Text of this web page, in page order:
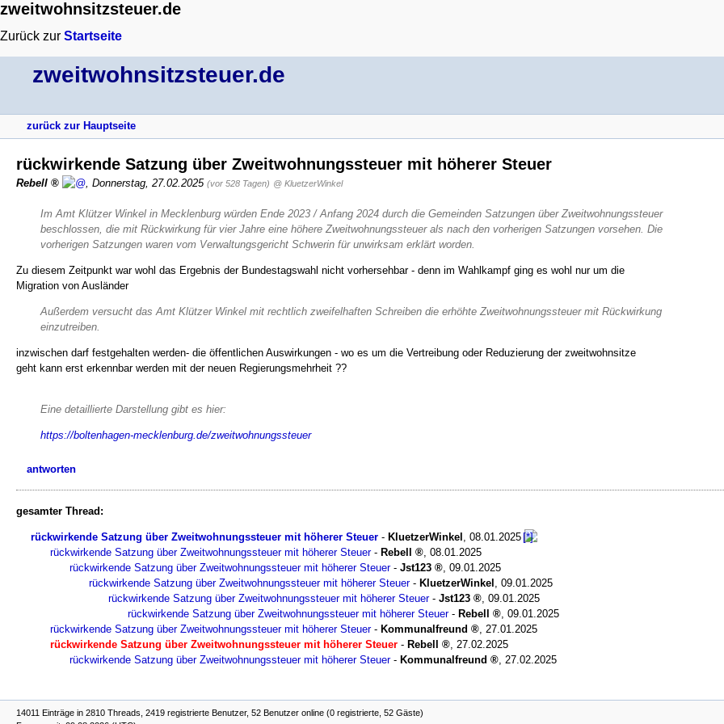
zweitwohnsitzsteuer.de
Zurück zur Startseite
zweitwohnsitzsteuer.de
zurück zur Hauptseite
rückwirkende Satzung über Zweitwohnungssteuer mit höherer Steuer
Rebell Donnerstag, 27.02.2025 (vor 528 Tagen) @ KluetzerWinkel
Im Amt Klützer Winkel in Mecklenburg würden Ende 2023 / Anfang 2024 durch die Gemeinden Satzungen über Zweitwohnungssteuer
beschlossen, die mit Rückwirkung für vier Jahre eine höhere Zweitwohnungssteuer als nach den vorherigen Satzungen vorsehen. Die
vorherigen Satzungen waren vom Verwaltungsgericht Schwerin für unwirksam erklärt worden.
Zu diesem Zeitpunkt war wohl das Ergebnis der Bundestagswahl nicht vorhersehbar - denn im Wahlkampf ging es wohl nur um die
Migration von Ausländer
Außerdem versucht das Amt Klützer Winkel mit rechtlich zweifelhaften Schreiben die erhöhte Zweitwohnungssteuer mit Rückwirkung
einzutreiben.
inzwischen darf festgehalten werden- die öffentlichen Auswirkungen - wo es um die Vertreibung oder Reduzierung der zweitwohnsitze
geht kann erst erkennbar werden mit der neuen Regierungsmehrheit ??
Eine detaillierte Darstellung gibt es hier:
https://boltenhagen-mecklenburg.de/zweitwohnungssteuer
antworten
gesamter Thread:
rückwirkende Satzung über Zweitwohnungssteuer mit höherer Steuer - KluetzerWinkel , 08.01.2025
rückwirkende Satzung über Zweitwohnungssteuer mit höherer Steuer- Rebell , 08.01.2025
rückwirkende Satzung über Zweitwohnungssteuer mit höherer Steuer- Jst123 , 09.01.2025
rückwirkende Satzung über Zweitwohnungssteuer mit höherer Steuer- KluetzerWinkel , 09.01.2025
rückwirkende Satzung über Zweitwohnungssteuer mit höherer Steuer- Jst123 , 09.01.2025
rückwirkende Satzung über Zweitwohnungssteuer mit höherer Steuer- Rebell , 09.01.2025
rückwirkende Satzung über Zweitwohnungssteuer mit höherer Steuer- Kommunalfreund , 27.01.2025
rückwirkende Satzung über Zweitwohnungssteuer mit höherer Steuer - Rebell , 27.02.2025
rückwirkende Satzung über Zweitwohnungssteuer mit höherer Steuer- Kommunalfreund , 27.02.2025
14011 Einträge in 2810 Threads, 2419 registrierte Benutzer, 52 Benutzer online (0 registrierte, 52 Gäste)